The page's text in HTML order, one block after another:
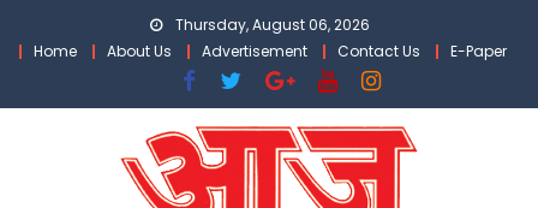
Thursday, August 06, 2026
Home
About Us Advertisement Contact Us E-Paper